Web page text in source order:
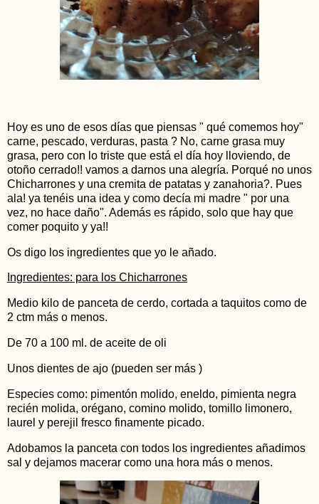
Hoy es uno de esos días que piensas " qué comemos hoy"
carne, pescado, verduras, pasta ? No, carne grasa muy
grasa, pero con lo triste que está el día hoy lloviendo, de
otoño cerrado!! vamos a darnos una alegría. Porqué no unos
Chicharrones y una cremita de patatas y zanahoria?. Pues
ala! ya tenéis una idea y como decía mi madre " por una
vez, no hace daño". Además es rápido, solo que hay que
comer poquito y ya!!
Os digo los ingredientes que yo le añado.
Ingredientes: para los Chicharrones
Medio kilo de panceta de cerdo, cortada a taquitos como de
2 ctm más o menos.
De 70 a 100 ml. de aceite de oli
Unos dientes de ajo (pueden ser más )
Especies como: pimentón molido, eneldo, pimienta negra
recién molida, orégano, comino molido, tomillo limonero,
laurel y perejil fresco finamente picado.
Adobamos la panceta con todos los ingredientes añadimos
sal y dejamos macerar como una hora más o menos.